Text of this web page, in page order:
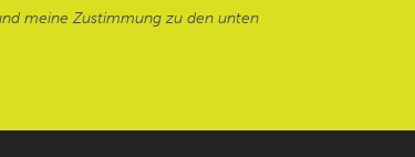
meine Zustimmung zu den unten